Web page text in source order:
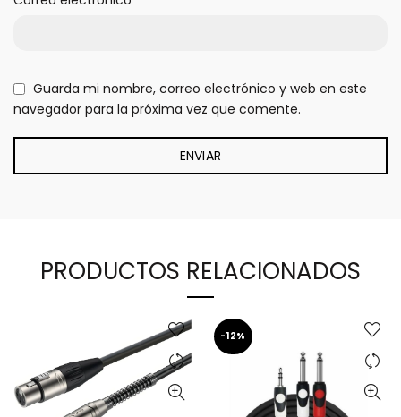
Guarda mi nombre, correo electrónico y web en este
navegador para la próxima vez que comente.
PRODUCTOS RELACIONADOS
-12%